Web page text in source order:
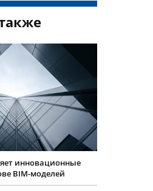
инновационные
BIM-моделей